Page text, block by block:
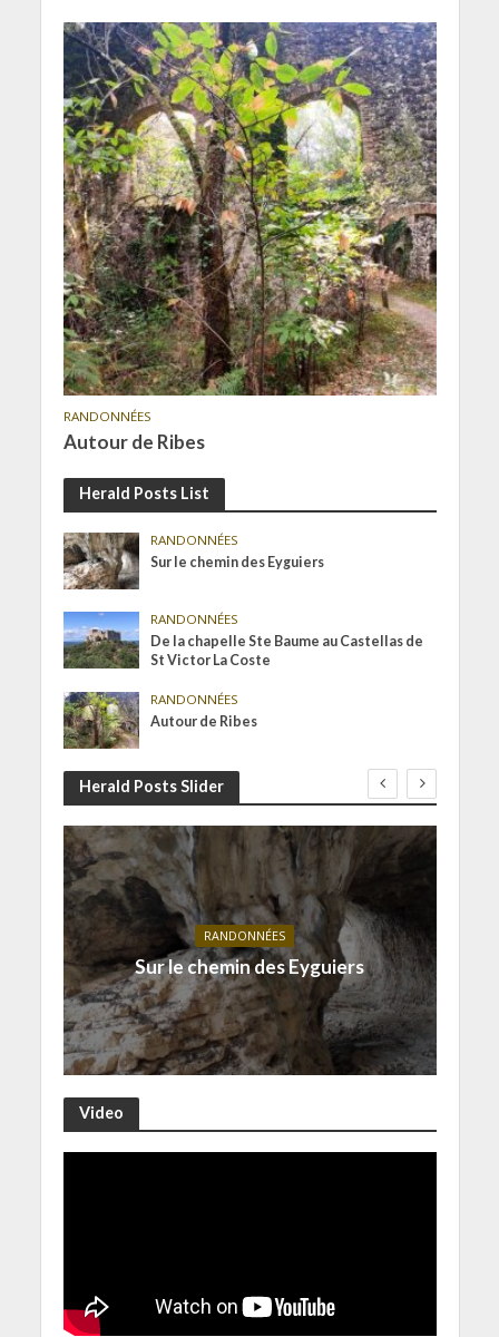
RANDONNÉES
Autour de Ribes
Herald Posts List
RANDONNÉES
Sur le chemin des Eyguiers
RANDONNÉES
De la chapelle Ste Baume au Castellas de
St Victor La Coste
RANDONNÉES
Autour de Ribes
Herald Posts Slider
RANDONNÉES
Sur le chemin des Eyguiers
Video